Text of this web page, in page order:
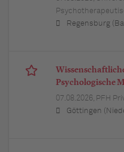
Regensburg
Psychologische
07.08.2026, PFH
Göttingen